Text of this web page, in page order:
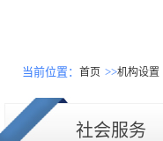
当前位置： 首页 >>机构设置
社会服务